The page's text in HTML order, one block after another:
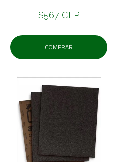
$567 CLP
COMPRAR